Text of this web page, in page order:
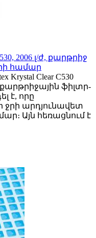
2006 լ/ժ, քարթրիջ
համար
Clear C530
քարթրիջային ֆիլտր-
է, որը
արդյունավետ
Այն հեռացնում է